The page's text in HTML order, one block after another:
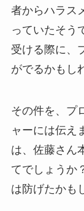
者からハラス
っていたそう
受ける際に、
がでるかもし
その件を、プ
ャーには伝え
は、佐藤さん
てでしょうか
は防げたかも